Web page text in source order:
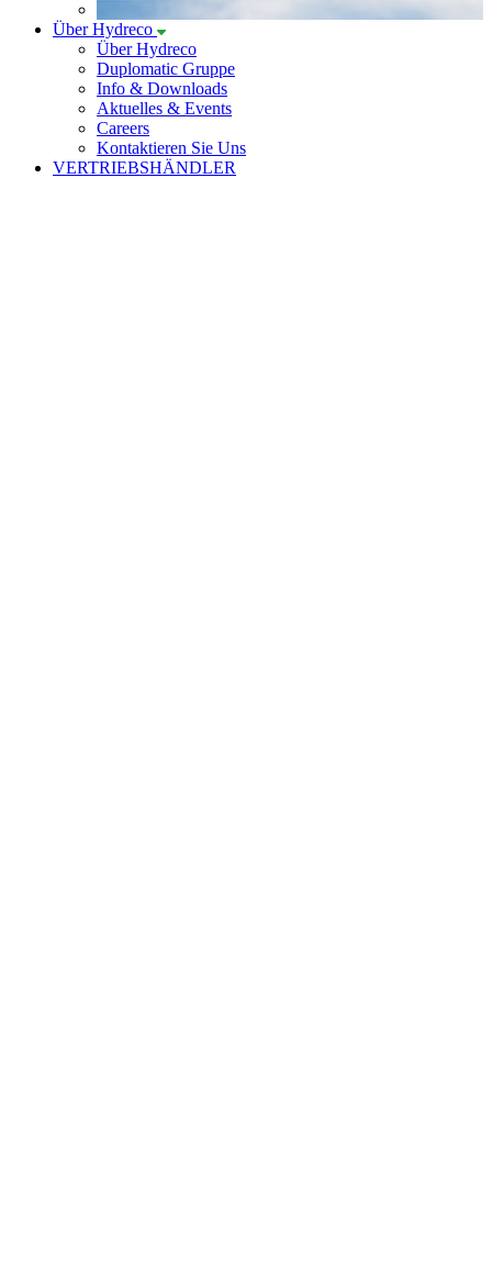
Über Hydreco
Über Hydreco
Duplomatic Gruppe
Info & Downloads
Aktuelles & Events
Careers
Kontaktieren Sie Uns
VERTRIEBSHÄNDLER